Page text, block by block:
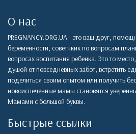
О нас
PREGNANCY.ORG.UA - это ваш друг,
беременности, советчкик по вопросам
вопросах воспитания ребенка. Это то
душой от повседневных забот, встретить
поделиться своим опытом или получить
новоиспеченные мамы становятся
Мамами с большой буквы.
Быстрые ссылки